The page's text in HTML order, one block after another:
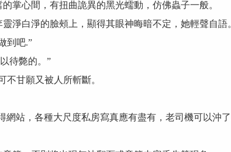
心間，有扭曲詭異的黑光蠕動，仿佛蟲子一般。
白淨的臉頰上，顯得其眼神晦暗不定，她輕聲自語
到吧.”
待斃的。”
甘願又被人所斬斷。
網站，各種大尺度私房寫真應有盡有，老司機可以沖